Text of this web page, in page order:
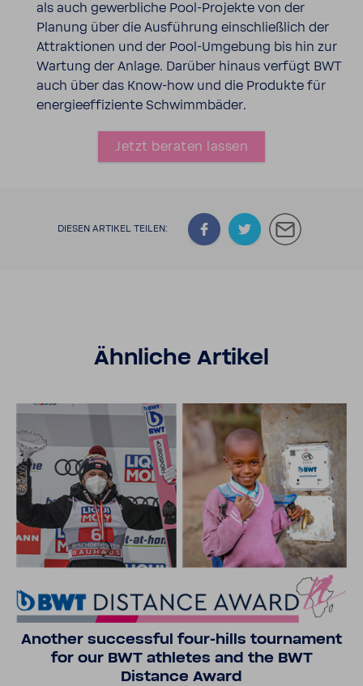
als auch gewerbliche Pool-Projekte von der
Planung über die Ausführung einschließlich der
Attraktionen und der Pool-Umgebung bis hin zur
Wartung der Anlage. Darüber hinaus verfügt BWT
auch über das Know-how und die Produkte für
energieeffiziente Schwimmbäder.
Jetzt beraten lassen
DIESEN ARTIKEL TEILEN:
Ähnliche Artikel
Another successful four-hills tournament
for our BWT athletes and the BWT
Distance Award